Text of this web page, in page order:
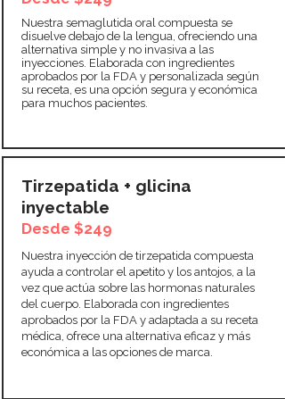
Nuestra semaglutida oral compuesta se
disuelve debajo de la lengua, ofreciendo una
alternativa simple y no invasiva a las
inyecciones. Elaborada con ingredientes
aprobados por la FDA y personalizada según
su receta, es una opción segura y económica
para muchos pacientes.
Tirzepatida + glicina
inyectable
Desde $249
Nuestra inyección de tirzepatida compuesta
ayuda a controlar el apetito y los antojos, a la
vez que actúa sobre las hormonas naturales
del cuerpo. Elaborada con ingredientes
aprobados por la FDA y adaptada a su receta
médica, ofrece una alternativa eficaz y más
económica a las opciones de marca.